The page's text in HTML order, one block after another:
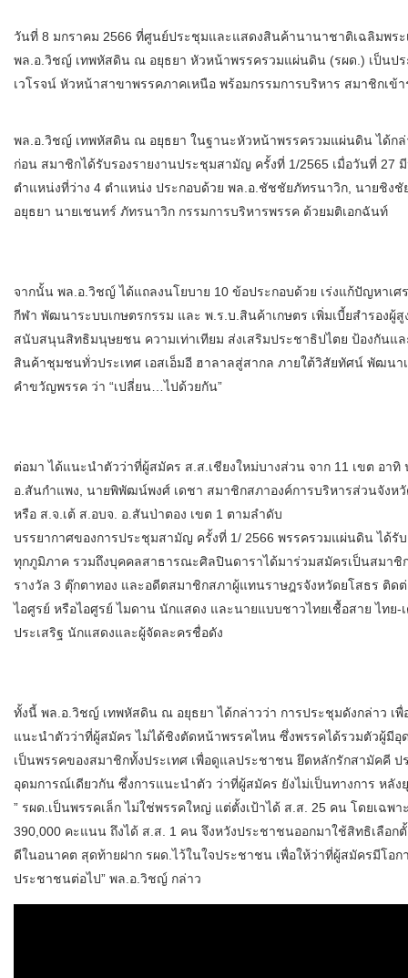
วันที่ 8 มกราคม 2566 ที่ศูนย์ประชุมและแสดงสินค้านานาชาติเฉลิมพระ
พล.อ.วิชญ์ เทพหัสดิน ณ อยุธยา หัวหน้าพรรครวมแผ่นดิน (รผด.) เป็น
เวโรจน์ หัวหน้าสาขาพรรคภาคเหนือ พร้อมกรรมการบริหาร สมาชิกเข้
พล.อ.วิชญ์ เทพหัสดิน ณ อยุธยา ในฐานะหัวหน้าพรรครวมแผ่นดิน ได้ก
ก่อน สมาชิกได้รับรองรายงานประชุมสามัญ ครั้งที่ 1/2565 เมื่อวันที่ 27
ตำแหน่งที่ว่าง 4 ตำแหน่ง ประกอบด้วย พล.อ.ชัชชัยภัทรนาวิก, นายชิง
อยุธยา นายเชนทร์ ภัทรนาวิก กรรมการบริหารพรรค ด้วยมติเอกฉันท์
จากนั้น พล.อ.วิชญ์ ได้แถลงนโยบาย 10 ข้อประกอบด้วย เร่งแก้ปัญหาเ
กีฬา พัฒนาระบบเกษตรกรรม และ พ.ร.บ.สินค้าเกษตร เพิ่มเบี้ยสำรองผู้
สนับสนุนสิทธิมนุษยชน ความเท่าเทียม ส่งเสริมประชาธิปไตย ป้องกันแ
สินค้าชุมชนทั่วประเทศ เอสเอ็มอี ฮาลาลสู่สากล ภายใต้วิสัยทัศน์ พัฒน
คำขวัญพรรค ว่า “เปลี่ยน…ไปด้วยกัน”
ต่อมา ได้แนะนำตัวว่าที่ผู้สมัคร ส.ส.เชียงใหม่บางส่วน จาก 11 เขต อา
อ.สันกำแพง, นายพิพัฒน์พงศ์ เดชา สมาชิกสภาองค์การบริหารส่วนจังห
หรือ ส.จ.เต้ ส.อบจ. อ.สันป่าตอง เขต 1 ตามลำดับ
บรรยากาศของการประชุมสามัญ ครั้งที่ 1/ 2566 พรรครวมแผ่นดิน ได้
ทุกภูมิภาค รวมถึงบุคคลสาธารณะศิลปินดาราได้มาร่วมสมัครเป็นสมา
รางวัล 3 ตุ๊กตาทอง และอดีตสมาชิกสภาผู้แทนราษฎรจังหวัดยโสธร ติ
ไอศูรย์ หรือไอศูรย์ ไมดาน นักแสดง และนายแบบชาวไทยเชื้อสาย ไท
ประเสริฐ นักแสดงและผู้จัดละครชื่อดัง
ทั้งนี้ พล.อ.วิชญ์ เทพหัสดิน ณ อยุธยา ได้กล่าวว่า การประชุมดังกล่าว เ
แนะนำตัวว่าที่ผู้สมัคร ไม่ได้ชิงตัดหน้าพรรคไหน ซึ่งพรรคได้รวมตัวผู้มี
เป็นพรรคของสมาชิกทั้งประเทศ เพื่อดูแลประชาชน ยึดหลักรักสามัคคี
อุดมการณ์เดียวกัน ซึ่งการแนะนำตัว ว่าที่ผู้สมัคร ยังไม่เป็นทางการ หลัง
” รผด.เป็นพรรคเล็ก ไม่ใช่พรรคใหญ่ แต่ตั้งเป้าได้ ส.ส. 25 คน โดยเฉพ
390,000 คะแนน ถึงได้ ส.ส. 1 คน จึงหวังประชาชนออกมาใช้สิทธิเลือก
ดีในอนาคต สุดท้ายฝาก รผด.ไว้ในใจประชาชน เพื่อให้ว่าที่ผู้สมัครมีโอ
ประชาชนต่อไป” พล.อ.วิชญ์ กล่าว